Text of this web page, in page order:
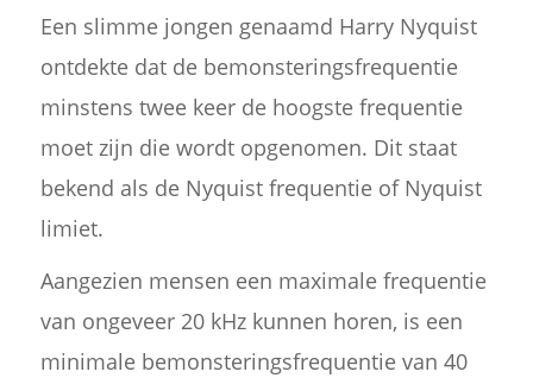
Een slimme jongen genaamd Harry Nyquist
ontdekte dat de bemonsteringsfrequentie
minstens twee keer de hoogste frequentie
moet zijn die wordt opgenomen. Dit staat
bekend als de Nyquist frequentie of Nyquist
limiet.
Aangezien mensen een maximale frequentie
van ongeveer 20 kHz kunnen horen, is een
minimale bemonsteringsfrequentie van 40